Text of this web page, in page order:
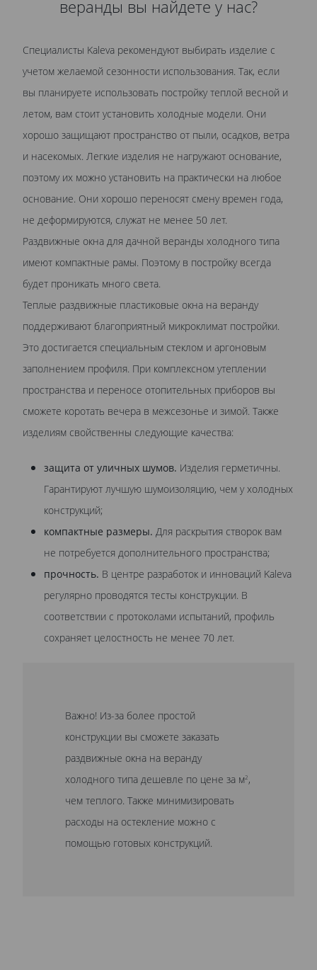
веранды вы найдете у нас?
Специалисты Kaleva рекомендуют выбирать изделие с
учетом желаемой сезонности использования. Так, если
вы планируете использовать постройку теплой весной и
летом, вам стоит установить холодные модели. Они
хорошо защищают пространство от пыли, осадков, ветра
и насекомых. Легкие изделия не нагружают основание,
поэтому их можно установить на практически на любое
основание. Они хорошо переносят смену времен года,
не деформируются, служат не менее 50 лет.
Раздвижные окна для дачной веранды холодного типа
имеют компактные рамы. Поэтому в постройку всегда
будет проникать много света.
Теплые раздвижные пластиковые окна на веранду
поддерживают благоприятный микроклимат постройки.
Это достигается специальным стеклом и аргоновым
заполнением профиля. При комплексном утеплении
пространства и переносе отопительных приборов вы
сможете коротать вечера в межсезонье и зимой. Также
изделиям свойственны следующие качества:
защита от уличных шумов. Изделия герметичны.
Гарантируют лучшую шумоизоляцию, чем у холодных
конструкций;
компактные размеры. Для раскрытия створок вам
не потребуется дополнительного пространства;
прочность. В центре разработок и инноваций Kaleva
регулярно проводятся тесты конструкции. В
соответствии с протоколами испытаний, профиль
сохраняет целостность не менее 70 лет.
Важно! Из-за более простой
конструкции вы сможете заказать
раздвижные окна на веранду
холодного типа дешевле по цене за м2,
чем теплого. Также минимизировать
расходы на остекление можно с
помощью готовых конструкций.